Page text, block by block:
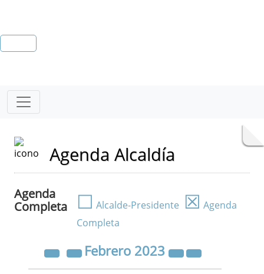
Agenda Alcaldía
Agenda
Completa
☐ Alcalde-Presidente ☒ Agenda
Completa
Febrero 2023